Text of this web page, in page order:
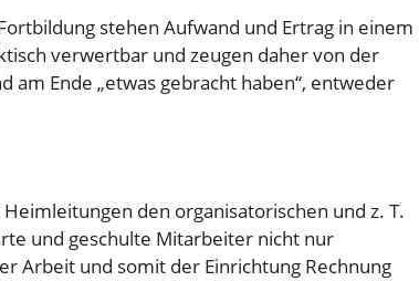
stehen Aufwand und Ertrag in einem
verwertbar und zeugen daher von der
am Ende „etwas gebracht haben“, entweder
den organisatorischen und z. T.
und geschulte Mitarbeiter nicht nur
Arbeit und somit der Einrichtung Rechnung